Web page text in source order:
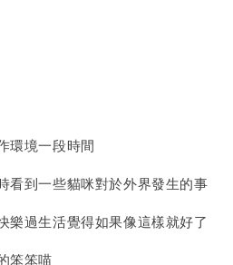
環境一段時間
看到一些貓咪對於外界發生的事
樂過生活覺得如果像這樣就好了
笨笨喵